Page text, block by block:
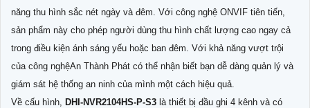
năng thu hình sắc nét ngày và đêm. Với công nghệ ONVIF tiên tiến,
sản phẩm này cho phép người dùng thu hình chất lượng cao ngay cả
trong điều kiện ánh sáng yếu hoặc ban đêm. Với khả năng vượt trội
của công nghệAn Thành Phát có thể nhận biết bạn dễ dàng quản lý và
giám sát hệ thống an ninh của mình một cách hiệu quả.
Về cấu hình, DHI-NVR2104HS-P-S3 là thiết bị đầu ghi 4 kênh và có